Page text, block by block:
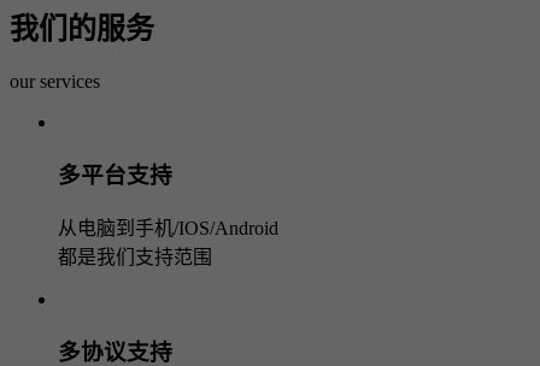
我们的服务
our services
多平台支持
从电脑到手机/IOS/Android
都是我们支持范围
多协议支持